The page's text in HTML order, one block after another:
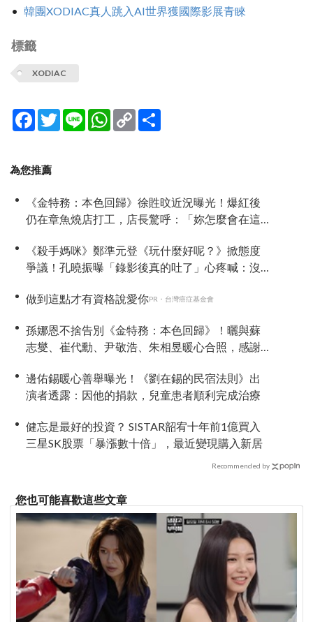
韓團XODIAC真人跳入AI世界獲國際影展青睞
標籤
XODIAC
Facebook
TwitterLine WhatsApp
Copy
Link
為您推薦
《金特務：本色回歸》徐貹旼近況曝光！爆紅後
仍在章魚燒店打工，店長驚呼：「妳怎麼會在這
《殺手媽咪》鄭準元登《玩什麼好呢？》掀態度
爭議！孔曉振曝「錄影後真的吐了」心疼喊：沒
做到這點才有資格說愛你PR・台灣癌症基金會
孫娜恩不捨告別《金特務：本色回歸》！曬與蘇
志燮、崔代勳、尹敬浩、朱相昱暖心合照，感謝
邊佑錫暖心善舉曝光！《劉在錫的民宿法則》出
演者透露：因他的捐款，兒童患者順利完成治療
健忘是最好的投資？ SISTAR韶宥十年前1億買入
三星SK股票「暴漲數十倍」，最近變現購入新居
Recommended by
您也可能喜歡這些文章